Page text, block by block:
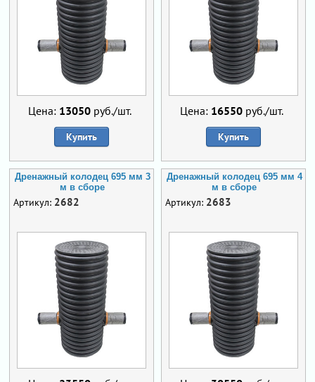
Цена: 13050 руб./шт.
Купить
Цена: 16550 руб./шт.
Купить
Дренажный колодец 695 мм 3
м в сборе
Артикул: 2682
Дренажный колодец 695 мм 4
м в сборе
Артикул: 2683